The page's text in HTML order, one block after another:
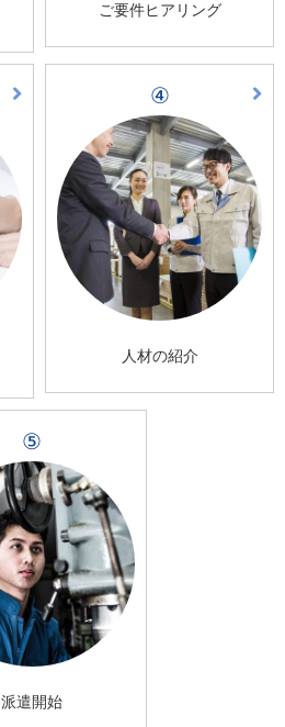
ご要件ヒアリング
④
人材の紹介
⑤
派遣開始